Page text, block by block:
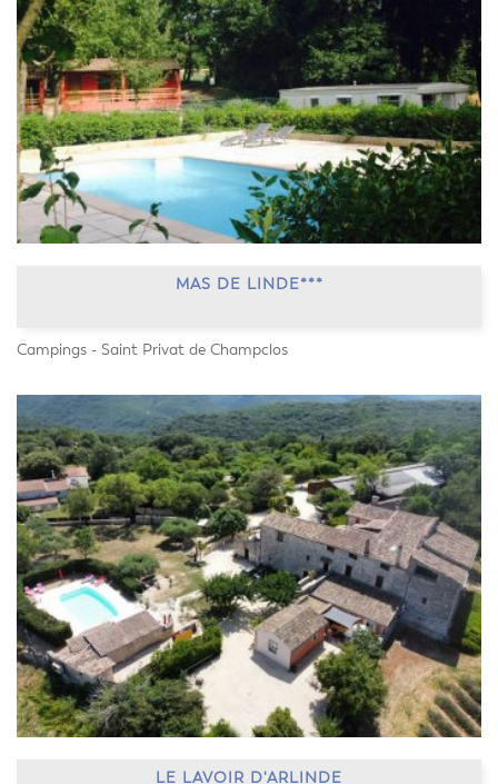
MAS DE LINDE***
Campings - Saint Privat de Champclos
LE LAVOIR D'ARLINDE